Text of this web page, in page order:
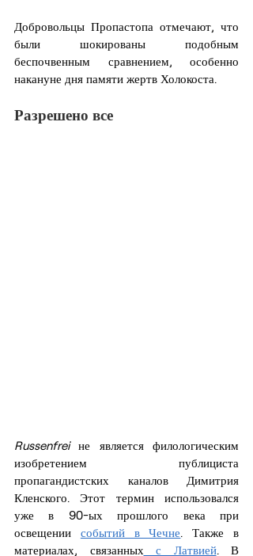
Добровольцы Пропастопа отмечают, что
были шокированы подобным
беспочвенным сравнением, особенно
накануне дня памяти жертв Холокоста.
Разрешено все
Russenfrei не является филологическим
изобретением публициста
пропагандистских каналов Димитрия
Кленского. Этот термин использовался
уже в 90-ых прошлого века при
освещении событий в Чечне. Также в
материалах, связанных с Латвией. В